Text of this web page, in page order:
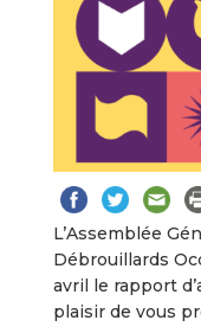
L’Assemblée
Débrouillards
avril le rapport
plaisir de vous